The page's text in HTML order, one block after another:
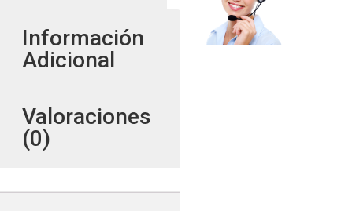
Información
Adicional
Valoraciones
(0)